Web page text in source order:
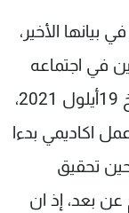
بيانها الأخير،
في اجتماعه
الأخير الذي انعقد بناء على دعوتها بتاريخ 19أيلول 2021،
اكاديمي بدءا
الاول 2021 إلى حين تحقيق
عن بعد، إذ ان